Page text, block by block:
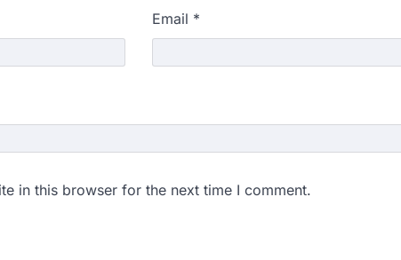
Email *
in this browser for the next time I comment.